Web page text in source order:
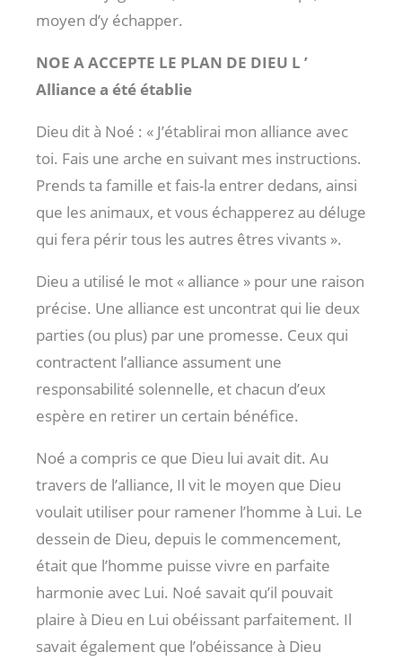
moyen d’y échapper.
NOE A ACCEPTE LE PLAN DE DIEU L ’
Alliance a été établie
Dieu dit à Noé : « J’établirai mon alliance avec
toi. Fais une arche en suivant mes instructions.
Prends ta famille et fais-la entrer dedans, ainsi
que les animaux, et vous échapperez au déluge
qui fera périr tous les autres êtres vivants ».
Dieu a utilisé le mot « alliance » pour une raison
précise. Une alliance est uncontrat qui lie deux
parties (ou plus) par une promesse. Ceux qui
contractent l’alliance assument une
responsabilité solennelle, et chacun d’eux
espère en retirer un certain bénéfice.
Noé a compris ce que Dieu lui avait dit. Au
travers de l’alliance, Il vit le moyen que Dieu
voulait utiliser pour ramener l’homme à Lui. Le
dessein de Dieu, depuis le commencement,
était que l’homme puisse vivre en parfaite
harmonie avec Lui. Noé savait qu’il pouvait
plaire à Dieu en Lui obéissant parfaitement. Il
savait également que l’obéissance à Dieu